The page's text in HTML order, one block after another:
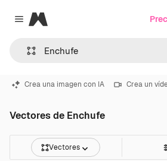
Close menu
Magnific
Crea una imagen con IA Crea un
Vectores de Enchufe
Vectores